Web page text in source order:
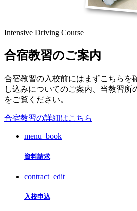
Intensive Driving Course
合宿教習のご案内
合宿教習の入校前にはまずこちらを
し込みについてのご案内、当教習所
をご覧ください。
合宿教習の詳細はこちら
menu_book
資料請求
contract_edit
入校申込